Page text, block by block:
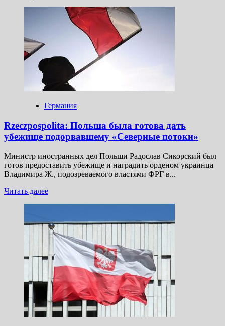
Элитную
итальянскую
из кабинета
Ходорковского*
продают
с молотка
Германия
Rzeczpospolita: Польша была готова дать
убежище подорвавшему «Северные потоки»
Министр иностранных дел Польши Радослав Сикорский был
готов предоставить убежище и наградить орденом украинца
Владимира Ж., подозреваемого властями ФРГ в...
Читать далееПрочитать
Польша
была
готова
дать
убежище
подорвавшему
«Северные
потоки»